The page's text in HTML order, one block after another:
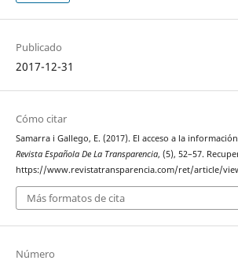
Publicado
2017-12-31
Cómo citar
Samarra i Gallego, E. (2017). El acceso a la
Revista Española De La Transparencia, (5), 52–57.
https://www.revistatransparencia.com/ret/article/
Más formatos de cita
Número